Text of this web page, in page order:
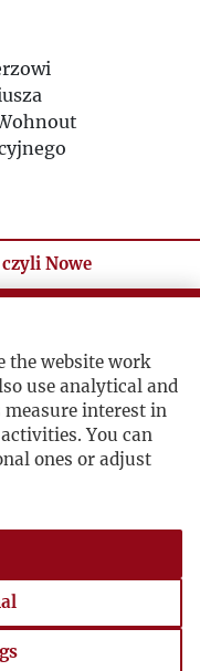
czyli Nowe
) sygnatura:
„Kultury”
21
the website work
use analytical and
interest in
You can
ones or adjust